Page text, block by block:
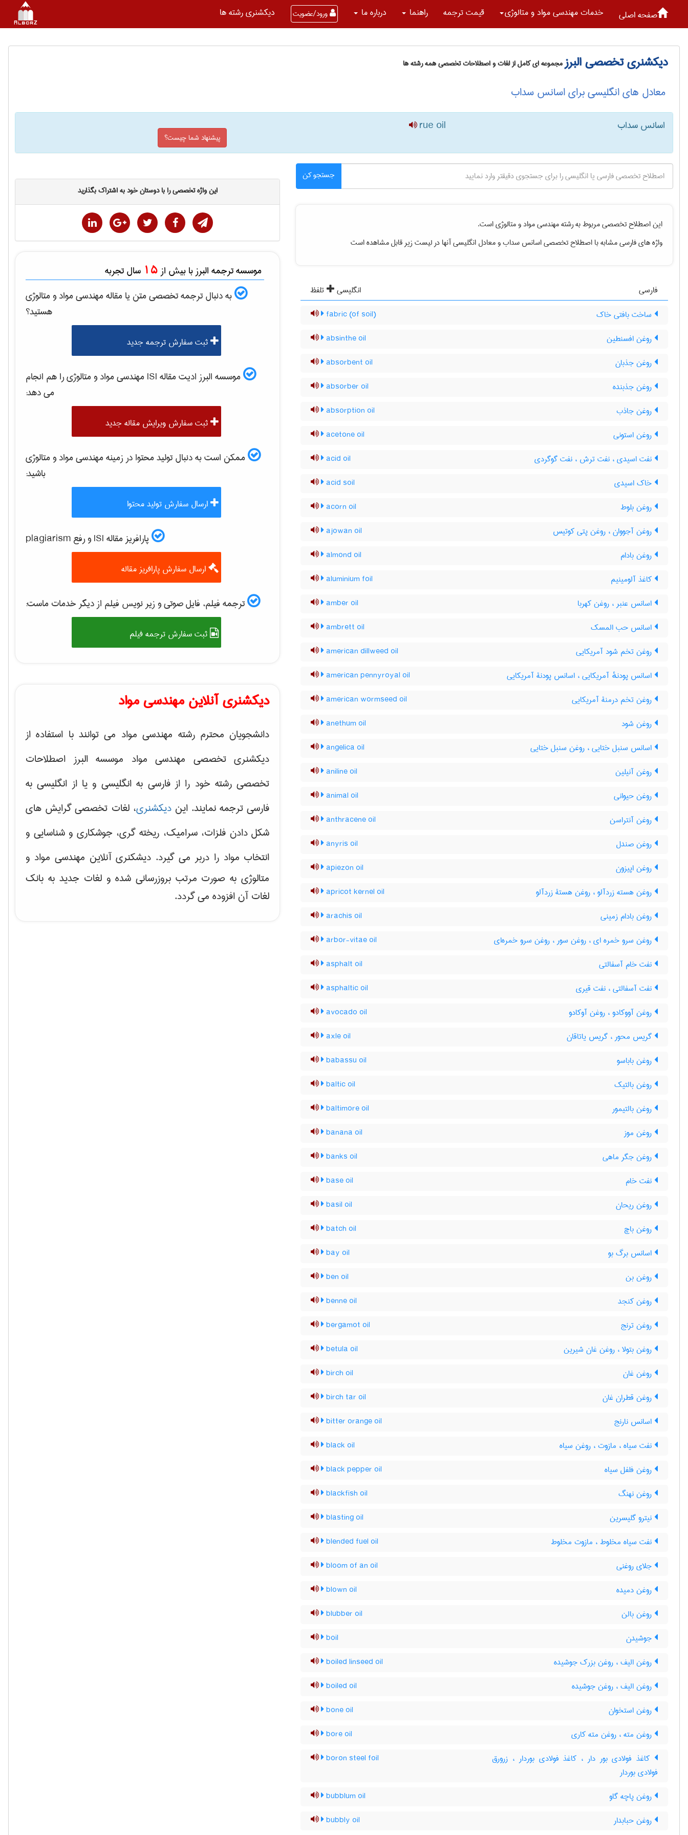
صفحه اصلی خدمات مهندسی مواد و متالوژی قیمت ترجمه راهنما درباره ما ورود/عضویت دیکشنری رشته ها
دیکشنری تخصصی البرزمجموعه ای کامل از لغات و اصطلاحات تخصصی همه رشته ها
معادل های انگلیسی برای اسانس سداب
اسانس سداب rue oil
پیشنهاد شما چیست؟
جستجو کن
این اصطلاح تخصصی مربوط به رشتهمهندسی مواد و متالوژیاست.
واژه های فارسی مشابه با اصطلاح تخصصیاسانس سدابو معادل انگلیسی آنها در لیست زیر قابل مشاهده است
فارسی انگلیسی
تلفظ
ساخت بافتی خاک
(fabric (of soil
روغن افسنطین absinthe oil
روغن جذبان absorbent oil
روغن جذبنده absorber oil
روغن جاذب absorption oil
روغن استونی acetone oil
نفت اسیدی ، نفت ترش ، نفت گوگردی acid oil
خاک اسیدی acid soil
روغن بلوط acorn oil
روغن آجووان ، روغن پتی کوتیس ajowan oil
روغن بادام almond oil
کاغذ آلومینیم aluminium foil
اسانس عنبر ، روغن کهربا amber oil
اسانس حب المسک ambrett oil
روغن تخم شود آمریکایی american dillweed oil
اسانس پودنهٔ آمریکایی ، اسانس پودنۀ آمریکایی american pennyroyal oil
روغن تخم درمنۀ آمریکایی american wormseed oil
روغن شود anethum oil
اسانس سنبل ختایی ، روغن سنبل ختایی angelica oil
روغن آنیلین aniline oil
روغن حیوانی animal oil
روغن آنتراسن anthracene oil
روغن صندل anyris oil
روغن اپیزون apiezon oil
روغن هسته زردآلو ، روغن هستۀ زردآلو apricot kernel oil
روغن بادام زمینی arachis oil
روغن سرو خمره ای ، روغن سور ، روغن سرو خمره‌ای arbor-vitae oil
نفت خام آسفالتی asphalt oil
نفت آسفالتی ، نفت قیری asphaltic oil
روغن آووکادو ، روغن آوکادو avocado oil
گریس محور ، گریس یاتاقان axle oil
روغن باباسو babassu oil
روغن بالتیک baltic oil
روغن بالتیمور baltimore oil
روغن موز banana oil
روغن جگر ماهی banks oil
نفت خام base oil
روغن ریحان basil oil
روغن باچ batch oil
اسانس برگ بو bay oil
روغن بن ben oil
روغن کنجد benne oil
روغن ترنج bergamot oil
روغن بتولا ، روغن غان شیرین betula oil
روغن غان birch oil
روغن قطران غان birch tar oil
اسانس نارنج bitter orange oil
نفت سیاه ، مازوت ، روغن سیاه black oil
روغن فلفل سیاه black pepper oil
روغن نهنگ blackfish oil
نیترو گلیسرین blasting oil
نفت سیاه مخلوط ، مازوت مخلوط blended fuel oil
جلای روغنی bloom of an oil
روغن دمیده blown oil
روغن بالن blubber oil
جوشیدن boil
روغن الیف ، روغن بزرک جوشیده boiled linseed oil
روغن الیف ، روغن جوشیده boiled oil
روغن استخوان bone oil
روغن مته ، روغن مته کاری bore oil
کاغذ فولادی بور دار ، کاغذ فولادی بوردار ، زرورق
فولادی بوردار
boron steel foil
روغن پاچه گاو bubblum oil
روغن حبابدار bubbly oil
این واژه تخصصی را با دوستان خود به اشتراک بگذارید
موسسه ترجمه البرز با بیش از 15 سال تجربه
به دنبال ترجمه تخصصی متن یا مقالهمهندسی مواد و متالوژی
هستید؟
ثبت سفارش ترجمه جدید
موسسه البرز ادیت مقاله ISI مهندسی مواد و متالوژیرا هم انجام
می دهد:
ثبت سفارش ویرایش مقاله جدید
ممکن است به دنبال تولید محتوا در زمینهمهندسی مواد و متالوژی
باشید:
ارسال سفارش تولید محتوا
پارافریز مقاله ISI و رفع plagiarism
ارسال سفارش پارافریز مقاله
ترجمه فیلم، فایل صوتی و زیر نویس فیلم از دیگر خدمات ماست:
ثبت سفارش ترجمه فیلم
دیکشنری آنلاین مهندسی مواد
دانشجویان محترم رشته مهندسی مواد می توانند با استفاده از
دیکشنری تخصصی مهندسی مواد موسسه البرز اصطلاحات
تخصصی رشته خود را از فارسی به انگلیسی و یا از انگلیسی به
فارسی ترجمه نمایند. ایندیکشنری، لغات تخصصی گرایش های
شکل دادن فلزات، سرامیک، ریخته گری، جوشکاری و شناسایی و
انتخاب مواد را دربر می گیرد. دیشکنری آنلاین مهندسی مواد و
متالوژی به صورت مرتب بروزرسانی شده و لغات جدید به بانک
لغات آن افزوده می گردد.